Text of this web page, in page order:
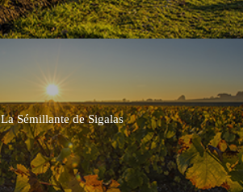
La Sémillante de Sigalas